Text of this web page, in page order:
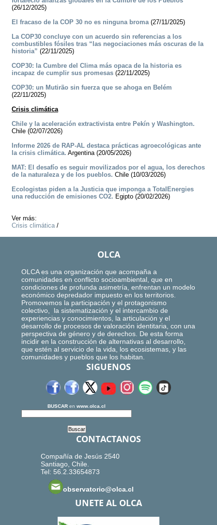
(26/12/2025)
El fracaso de la COP 30 no es ninguna broma(27/11/2025)
La COP30 concluye con un acuerdo sin referencias a los
combustibles fósiles tras “las negociaciones más oscuras de la
historia” (22/11/2025)
COP30: la Cumbre del Clima más opaca de la historia es
incapaz de cumplir sus promesas (22/11/2025)
COP30: un Mutirão sin fuerza que se ahoga en Belém
(22/11/2025)
Crisis climática
Chile y la aceleración extractivista entre Pekín y Washington.
Chile (02/07/2026)
Informe 2026 de RAP-AL destaca prácticas agroecológicas ante
la crisis climática. Argentina (20/05/2026)
MAT: El desafío es seguir movilizados por el agua, los derechos
de la naturaleza y de los pueblos. Chile (10/03/2026)
Ecologistas piden a la Justicia que imponga a TotalEnergies
una reducción de emisiones CO2. Egipto (20/02/2026)
Ver más:
Crisis climática/
OLCA
OLCA es una organización que acompaña a
comunidades en conflicto socioambiental, que en
condiciones de profunda asimetría, enfrentan un modelo
económico depredador impuesto en los territorios.
Promovemos la participación y el protagonismo
colectivo, la sistematización y el intercambio de
experiencias y conocimientos, la articulación y el
desarrollo de procesos de valoración identitaria, con una
perspectiva de género y de derechos. De esta forma
incidir en la construcción de alternativas al desarrollo,
que estén al servicio de la vida, los ecosistemas, y las
comunidades y pueblos que los habitan.
SIGUENOS
BUSCAR en www.olca.cl
CONTACTANOS
Compañía de Jesús 2540
Santiago, Chile.
Tel: 56.2.33654873
observatorio@olca.cl
UNETE AL OLCA